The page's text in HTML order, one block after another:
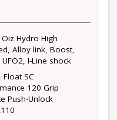
Hydro High
Alloy link, Boost,
UFO2, I-Line shock
Float SC
120 Grip
Push-Unlock